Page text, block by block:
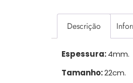
Descrição
Espessura:4mm.
Tamanho:22cm.